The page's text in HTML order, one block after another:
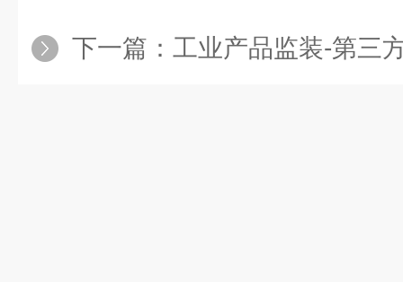
下一篇： 工业产品监装-第三